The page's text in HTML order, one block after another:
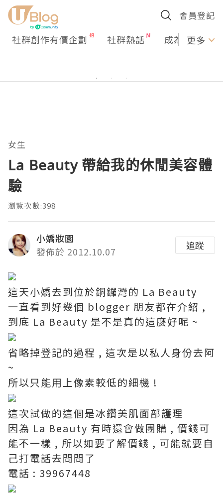
會員登記
社群創作有價企劃 社群熱話 成為U更多
女生
La Beauty 帶給我的休閒美容體
驗
瀏覽次數:398
小嬌妝園
發佈於 2012.10.07
追蹤
這天小嬌去到位於銅鑼灣的 La Beauty
一直看到好幾個 blogger 朋友都在介紹 ,
到底 La Beauty 是不是真的這麼好呢 ~
省略掉登記的過程 , 這次是以私人身份去阿
~
所以只能用上像素較低的細機 !
這次試做的這個是冰鑽美肌面部護理
因為 La Beauty 有時還會做團購 , 價錢可
能不一樣 , 所以如要了解價錢 , 可能就要自
己打電話去問問了
電話 : 39967448